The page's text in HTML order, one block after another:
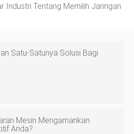
Industri Tentang Memilih Jaringan
Satu-Satunya Solusi Bagi
Mesin Mengamankan
Anda?